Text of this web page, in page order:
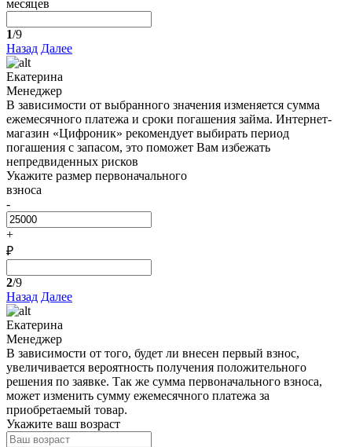
месяцев
1/9
Назад Далее
Екатерина
Менеджер
В зависимости от выбранного значения изменяется сумма
ежемесячного платежа и сроки погашения займа. Интернет-
магазин «Цифроник» рекомендует выбирать период
погашения с запасом, это поможет Вам избежать
непредвиденных рисков
Укажите размер первоначального
взноса
-
+
₽
2/9
Назад Далее
Екатерина
Менеджер
В зависимости от того, будет ли внесен первый взнос,
увеличивается вероятность получения положительного
решения по заявке. Так же сумма первоначального взноса,
может изменить сумму ежемесячного платежа за
приобретаемый товар.
Укажите ваш возраст